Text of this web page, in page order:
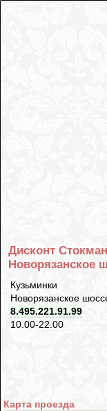
Дисконт
Новорязанское
Кузьминки
Новорязанское
8.495.221.91.99
10.00-22.00
Карта проезда